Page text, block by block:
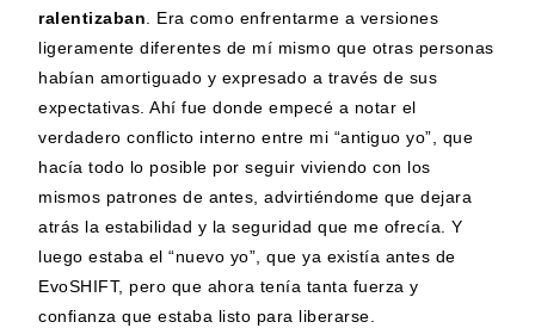
ralentizaban. Era como enfrentarme a versiones
ligeramente diferentes de mí mismo que otras personas
habían amortiguado y expresado a través de sus
expectativas. Ahí fue donde empecé a notar el
verdadero conflicto interno entre mi “antiguo yo”, que
hacía todo lo posible por seguir viviendo con los
mismos patrones de antes, advirtiéndome que dejara
atrás la estabilidad y la seguridad que me ofrecía. Y
luego estaba el “nuevo yo”, que ya existía antes de
EvoSHIFT, pero que ahora tenía tanta fuerza y
confianza que estaba listo para liberarse.